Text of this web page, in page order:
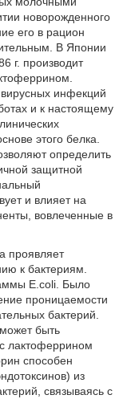
новорожденного
его в рацион
В Японии
г. производит
инфекций
и к настоящему
этого белка.
определить
защитной
и влияет на
вовлеченные в
проявляет
к бактериям.
E.coli. Было
проницаемости
бактерий.
быть
лактоферрином
способен
из
связываясь с